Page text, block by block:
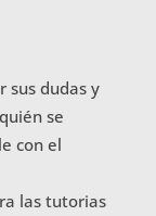
sus dudas y
se
con el
las tutorias